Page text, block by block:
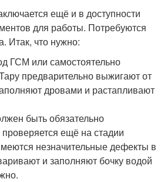
ещё и в доступности
для работы. Потребуются
Итак, что нужно:
ГСМ или самостоятельно
предварительно выжигают от
дровами и растапливают
быть обязательно
ещё на стадии
незначительные дефекты в
и заполняют бочку водой